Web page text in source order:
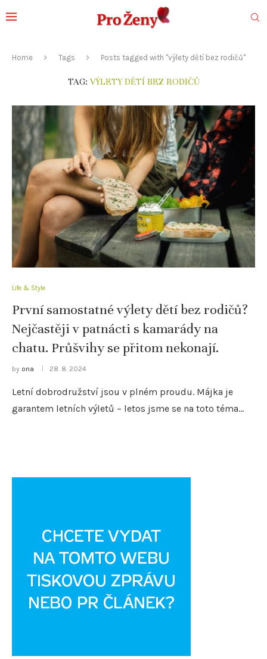
Home Tags Posts tagged with "výlety dětí bez rodičů"
TAG: VÝLETY DĚTÍ BEZ RODIČŮ
Life & Style
První samostatné výlety dětí bez rodičů?
Nejčastěji v patnácti s kamarády na
chatu. Průšvihy se přitom nekonají.
by ona 28. 8. 2024
Letní dobrodružství jsou v plném proudu. Májka je
garantem letních výletů – letos jsme se na toto téma…